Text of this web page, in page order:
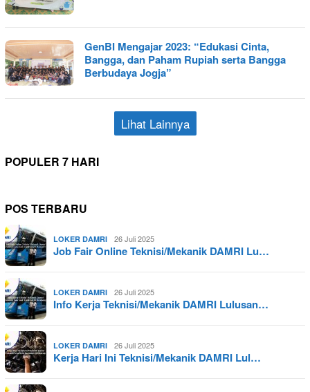
GenBI Mengajar 2023: “Edukasi Cinta,
Bangga, dan Paham Rupiah serta Bangga
Berbudaya Jogja”
Lihat Lainnya
POPULER 7 HARI
POS TERBARU
LOKER DAMRI 26 Juli 2025
Job Fair Online Teknisi/Mekanik DAMRI Lu…
LOKER DAMRI 26 Juli 2025
Info Kerja Teknisi/Mekanik DAMRI Lulusan…
LOKER DAMRI 26 Juli 2025
Kerja Hari Ini Teknisi/Mekanik DAMRI Lul…